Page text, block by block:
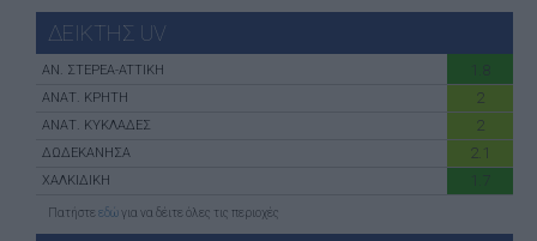
ΔΕΙΚΤΗΣ UV
ΑN. ΣΤΕΡΕΑ-ATTIKH 1.8
ΑΝΑΤ. ΚΡΗΤΗ 2
ΑΝΑΤ. ΚΥΚΛΑΔΕΣ 2
ΔΩΔΕΚΑΝΗΣΑ 2.1
ΧΑΛΚΙΔΙΚΗ 1.7
Πατήστε εδώγια να δέιτε όλες τις περιοχές